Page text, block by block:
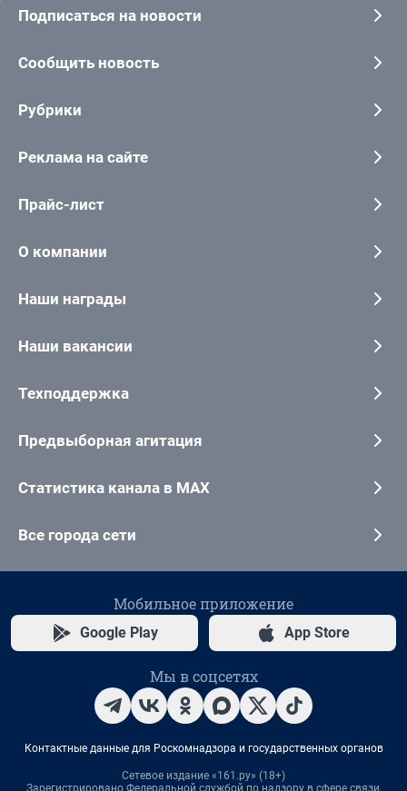
Подписаться на новости
Сообщить новость
Рубрики
Реклама на сайте
Прайс-лист
О компании
Наши награды
Наши вакансии
Техподдержка
Предвыборная агитация
Статистика канала в MAX
Все города сети
Мобильное приложение
Google Play App Store
Мы в соцсетях
Контактные данные для Роскомнадзора и государственных органов
Сетевое издание «161.ру» (18+)
Зарегистрировано Федеральной службой по надзору в сфере связи,